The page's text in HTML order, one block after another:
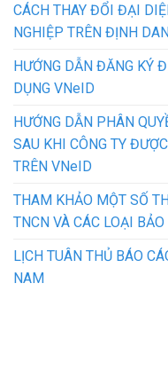
CÁCH THAY ĐỔI ĐẠI
NGHIỆP TRÊN ĐỊNH
HƯỚNG DẪN ĐĂNG KÝ
DỤNG VNeID
HƯỚNG DẪN PHÂN
SAU KHI CÔNG TY
TRÊN VNeID
THAM KHẢO MỘT SỐ
TNCN VÀ CÁC LOẠI
LỊCH TUÂN THỦ BÁO
NAM